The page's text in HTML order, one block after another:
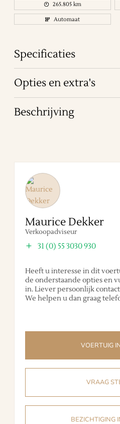
265.805km
Automaat
Specificaties
Opties en extra's
Beschrijving
Maurice Dekker
Verkoopadviseur
31 (0) 55 3030 930
Heeft u interesse in dit
de onderstaande opties en
in. Liever persoonlijk
We helpen u dan graag
VOERTUIG
VRAAG
BEZICHTIGING